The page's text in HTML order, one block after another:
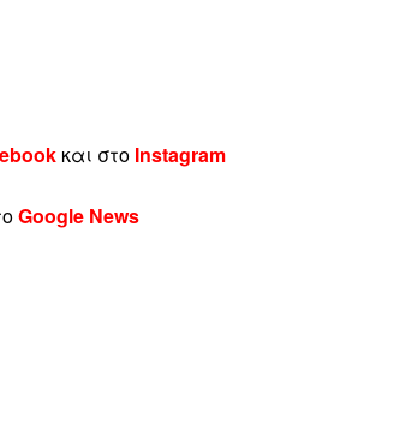
και στο Instagram
Google News